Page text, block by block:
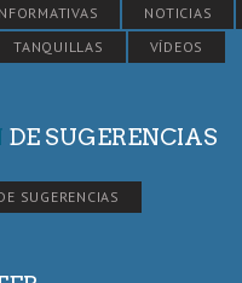
NOTICIAS
TANQUILLAS VÍDEOS
DE SUGERENCIAS
SUGERENCIAS